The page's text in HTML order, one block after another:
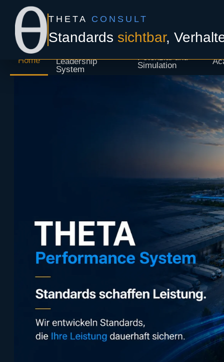
THETA CONSULT
Standards sichtbar,
Home
Leadership
System
Potenzial und
Simulation